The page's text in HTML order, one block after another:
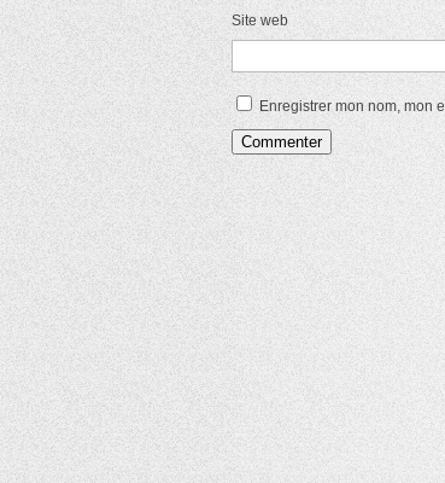
Site web
Enregistrer mon nom, mon